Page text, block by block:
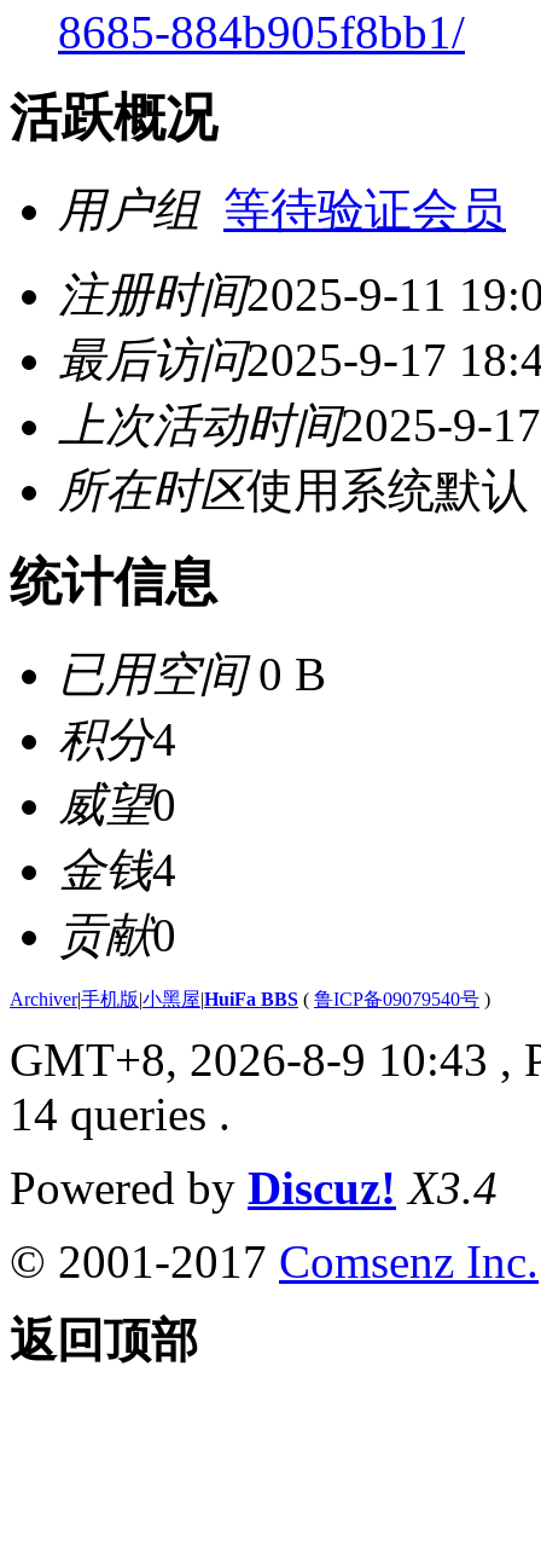
8685-884b905f8bb1/
活跃概况
用户组 等待验证会员
注册时间2025-9-11
最后访问2025-9-17
上次活动时间2025-9-
所在时区使用系统默认
统计信息
已用空间0 B
积分4
威望0
金钱4
贡献0
Archiver|手机版|小黑屋|HuiFa BBS ( 鲁ICP备09079540号 )
GMT+8, 2026-8-9 10:43 ,
14 queries .
Powered by Discuz! X3.4
© 2001-2017 Comsenz Inc.
返回顶部